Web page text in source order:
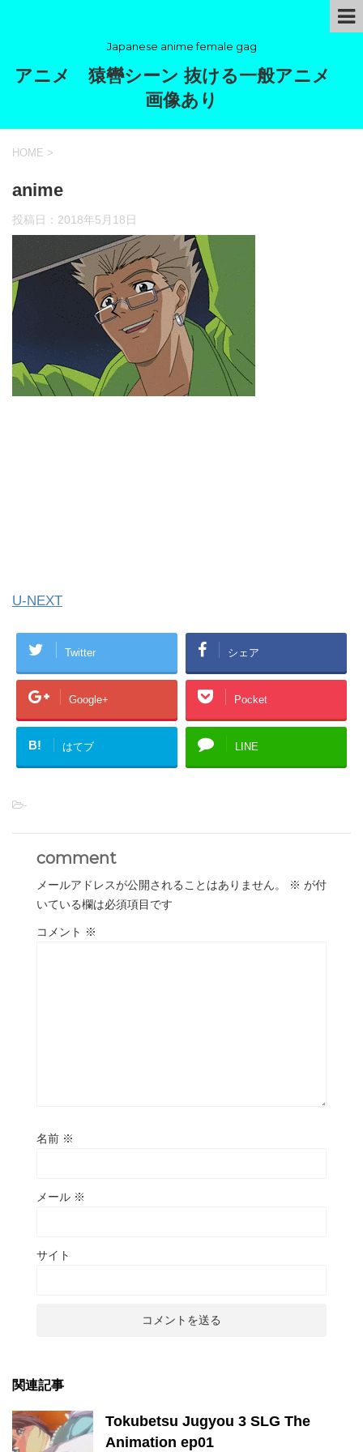
Japanese anime female gag
アニメ 猿轡シーン 抜ける一般アニメ
画像あり
HOME >
anime
投稿日： 2018年5月18日
U-NEXT
Twitter シェア
Google+ Pocket
B! はてブ LINE
-
comment
メールアドレスが公開されることはありません。 ※ が付
いている欄は必須項目です
コメント ※
名前 ※
メール ※
サイト
関連記事
Tokubetsu Jugyou 3 SLG The
Animation ep01